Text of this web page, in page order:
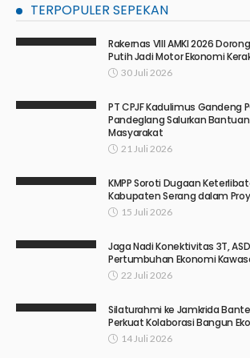
TERPOPULER SEPEKAN
Rakernas VIII AMKI 2026
Putih Jadi Motor Ekonomi
30 Juli 2026
PT CPJF Kadulimus Gandeng
Pandeglang Salurkan
Masyarakat
21 Juli 2026
KMPP Soroti Dugaan
Kabupaten Serang dalam
15 Juli 2026
Jaga Nadi Konektivitas 3T,
Pertumbuhan Ekonomi
22 Juli 2026
Silaturahmi ke Jamkrida
Perkuat Kolaborasi Bangun
14 Juli 2026